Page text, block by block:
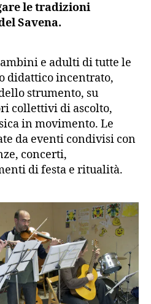
le tradizioni
Savena.
e adulti di tutte le
didattico incentrato,
strumento, su
collettivi di ascolto,
in movimento. Le
da eventi condivisi con
concerti,
di festa e ritualità.